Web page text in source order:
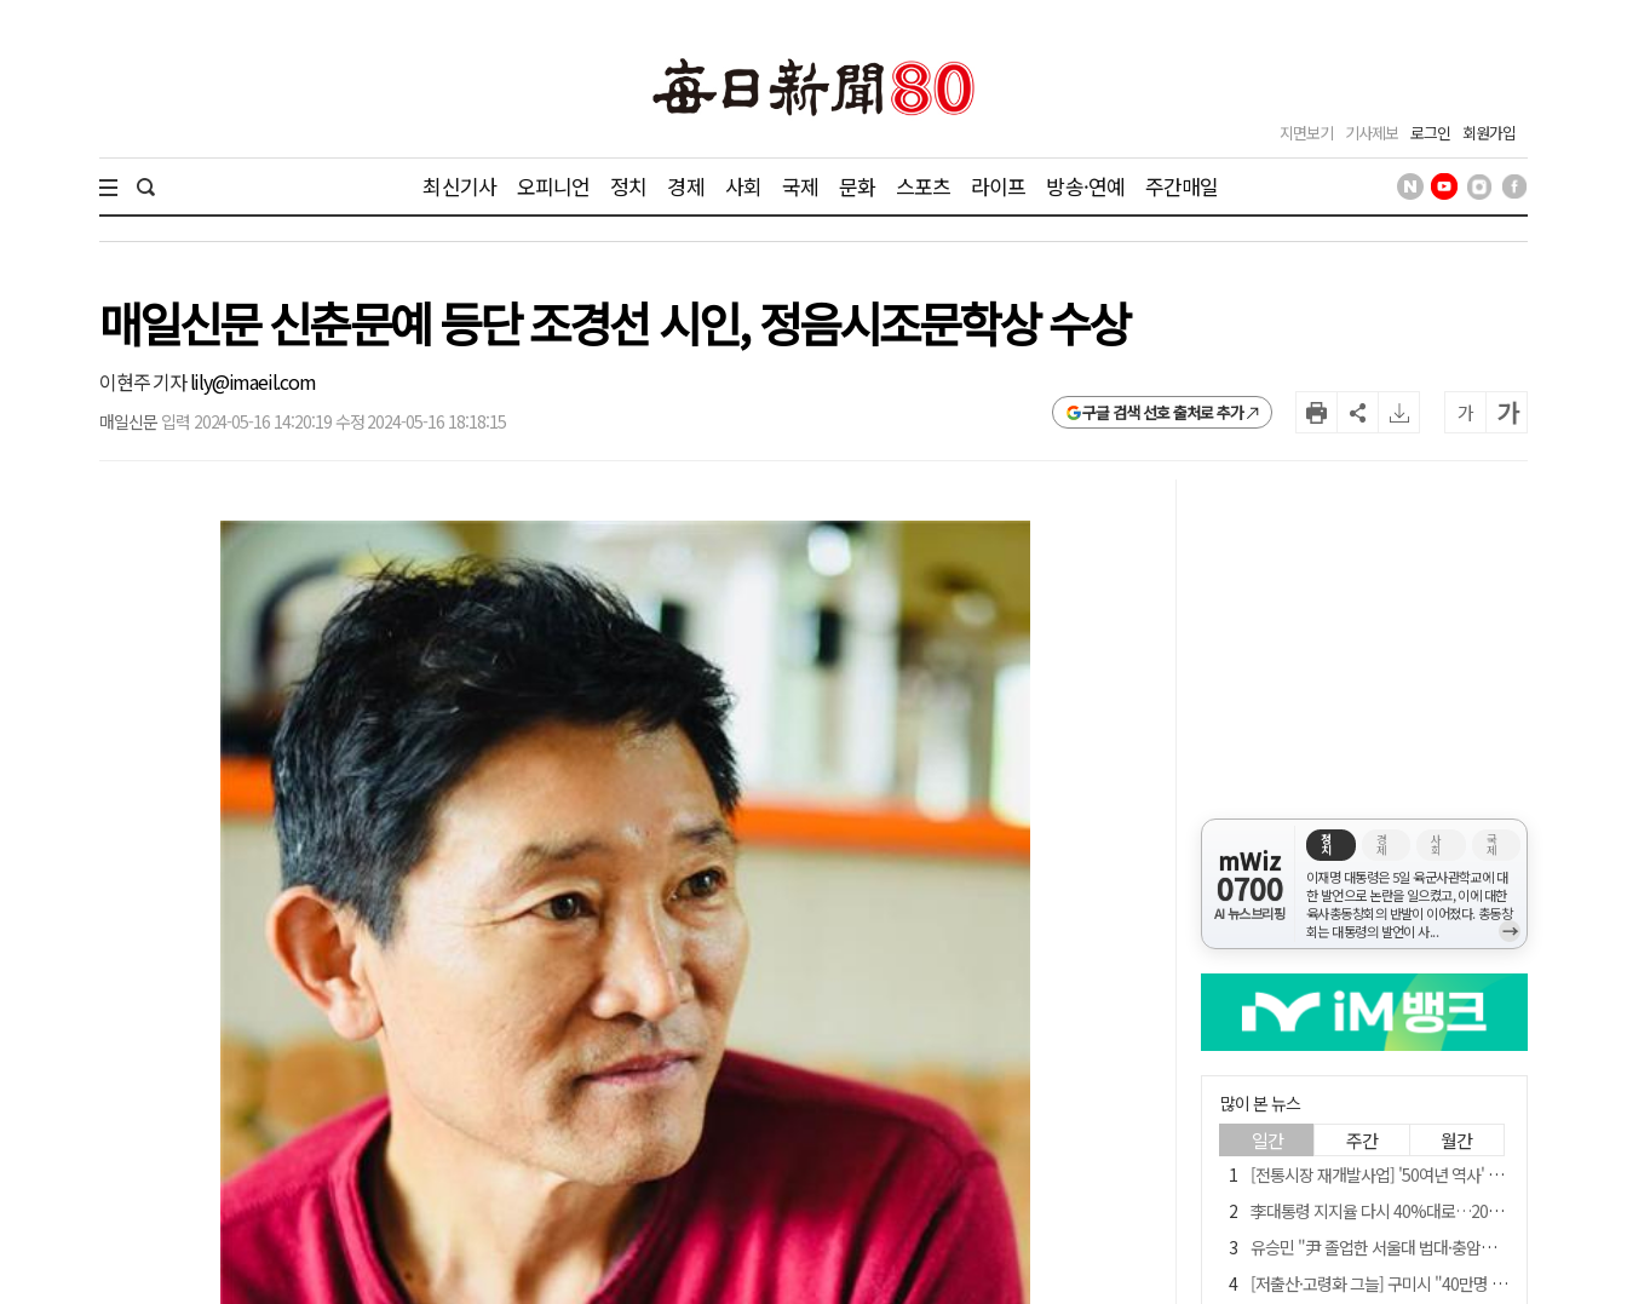
지면보기 기사제보 로그인 회원가입
최신기사 오피니언 정치 경제 사회 국제 문화 스포츠 라이프 방송·연예 주간매일
매일신문 신춘문예 등단 조경선 시인, 정음시조문학상 수상
이현주 기자lily@imaeil.com
매일신문 입력 2024-05-16 14:20:19 수정 2024-05-16 18:18:15 구글 검색 선호 출처로 추가 가 가
mWiz
0700
AI 뉴스브리핑
정
치
경
제
사
회
국
제
이재명 대통령은 5일 육군사관학교에 대
한 발언으로 논란을 일으켰고, 이에 대한
육사총동창회의 반발이 이어졌다. 총동창
회는 대통령의 발언이 사...
→
많이 본 뉴스
일간 주간 월간
[전통시장 재개발사업] '50여년 역사' 수성시장 자리에 25층 주상복합 들어선다
李대통령 지지율 다시 40%대로…20대는 18.8%p 급락
유승민 "尹 졸업한 서울대 법대·충암고도 없애야"…李 육사 통합 직격
[저출산·고령화 그늘] 구미시 "40만명 사수" 고령군 "3만명대 회복"